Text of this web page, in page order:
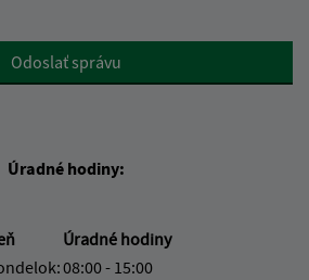
Odoslať správu
Úradné hodiny:
Úradné hodiny
08:00 - 15:00